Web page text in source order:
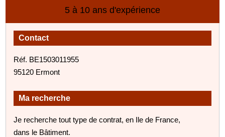
5 à 10 ans d'expérience
Contact
Réf. BE1503011955
95120 Ermont
Ma recherche
Je recherche tout type de contrat, en Ile de France,
dans le Bâtiment.